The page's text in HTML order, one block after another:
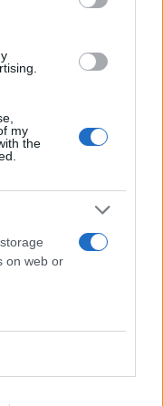
my
the
on web or